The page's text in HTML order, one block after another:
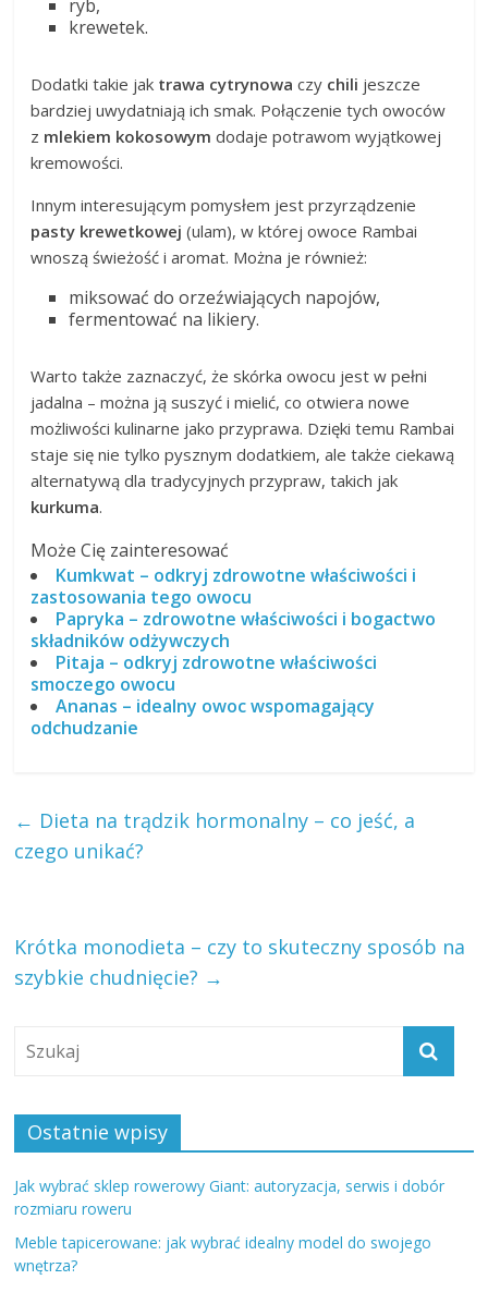
ryb,
krewetek.
Dodatki takie jak trawa cytrynowa czy chili jeszcze
bardziej uwydatniają ich smak. Połączenie tych owoców
z mlekiem kokosowym dodaje potrawom wyjątkowej
kremowości.
Innym interesującym pomysłem jest przyrządzenie
pasty krewetkowej (ulam), w której owoce Rambai
wnoszą świeżość i aromat. Można je również:
miksować do orzeźwiających napojów,
fermentować na likiery.
Warto także zaznaczyć, że skórka owocu jest w pełni
jadalna – można ją suszyć i mielić, co otwiera nowe
możliwości kulinarne jako przyprawa. Dzięki temu Rambai
staje się nie tylko pysznym dodatkiem, ale także ciekawą
alternatywą dla tradycyjnych przypraw, takich jak
kurkuma.
Może Cię zainteresować
Kumkwat – odkryj zdrowotne właściwości i
zastosowania tego owocu
Papryka – zdrowotne właściwości i bogactwo
składników odżywczych
Pitaja – odkryj zdrowotne właściwości
smoczego owocu
Ananas – idealny owoc wspomagający
odchudzanie
← Dieta na trądzik hormonalny – co jeść, a
czego unikać?
Krótka monodieta – czy to skuteczny sposób na
szybkie chudnięcie? →
Ostatnie wpisy
Jak wybrać sklep rowerowy Giant: autoryzacja, serwis i dobór
rozmiaru roweru
Meble tapicerowane: jak wybrać idealny model do swojego
wnętrza?